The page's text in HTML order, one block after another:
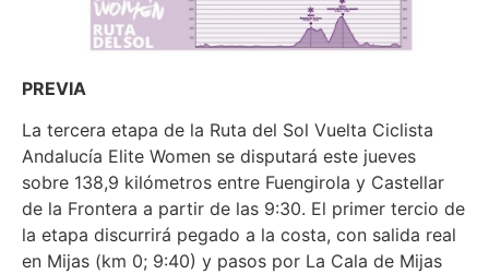
PREVIA
La tercera etapa de la Ruta del Sol Vuelta Ciclista
Andalucía Elite Women se disputará este jueves
sobre 138,9 kilómetros entre Fuengirola y Castellar
de la Frontera a partir de las 9:30. El primer tercio de
la etapa discurrirá pegado a la costa, con salida real
en Mijas (km 0; 9:40) y pasos por La Cala de Mijas